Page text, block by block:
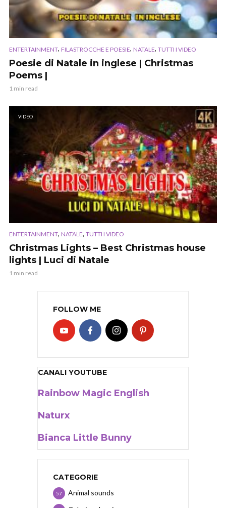
ENTERTAINMENT, FILASTROCCHE E POESIE, NATALE, TUTTI I VIDEO
Poesie di Natale in inglese | Christmas
Poems |
1 min read
VIDEO
ENTERTAINMENT, NATALE, TUTTI I VIDEO
Christmas Lights – Best Christmas house
lights | Luci di Natale
1 min read
FOLLOW ME
CANALI YOUTUBE
Rainbow Magic English
Naturx
Bianca Little Bunny
CATEGORIE
Animal sounds
57